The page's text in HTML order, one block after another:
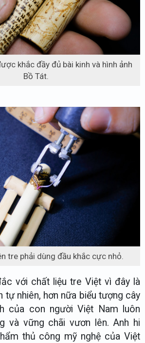
khắc đầy đủ bài kinh và hình ảnh
Bồ Tát.
tre phải dùng đầu khắc cực nhỏ.
với chất liệu tre Việt vì đây là
tự nhiên, hơn nữa biểu tượng cây
của con người Việt Nam luôn
và vững chãi vươn lên. Anh hi
thủ công mỹ nghệ của Việt